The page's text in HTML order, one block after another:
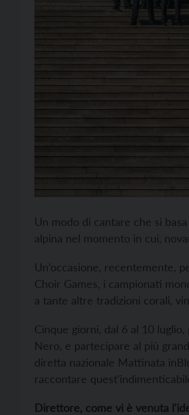
Un modo di cantare che si
alpina nel momento in cui,
Un’occasione, recentemente,
Choir Games, i campionati
a tante altre tradizioni corali,
Cinque giorni, dal 6 al 10
Nero, e partecipare al più
diretta nazionale Mattinata
raccontare
Direttore, come vi è venuta